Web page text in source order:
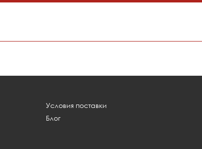
Условия поставки
Блог